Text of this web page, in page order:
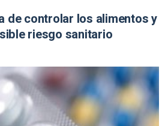
de controlar los alimentos y
riesgo sanitario